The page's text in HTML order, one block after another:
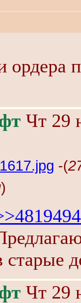
ордера
Чт 29
-(
)
старые
Чт 29